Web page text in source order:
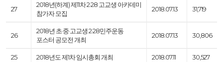
27
2018년(하계) 제11차 2·28 고교생 아카데미
참가자 모집
2018.07.13 31,719
26
2018년 초·중·고교생 2·28민주운동
포스터 공모전 개최
2018.07.13 30,806
25 2018년도 제1차 임시총회 개최 2018.07.11 30,527